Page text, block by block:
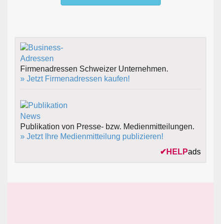
Firmenadressen Schweizer Unternehmen.
» Jetzt Firmenadressen kaufen!
Publikation von Presse- bzw. Medienmitteilungen.
» Jetzt Ihre Medienmitteilung publizieren!
✔ HELPads